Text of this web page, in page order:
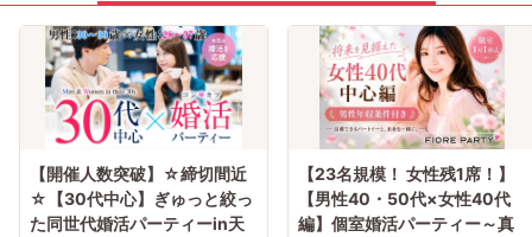
【開催人数突破】☆締切間近
☆【30代中心】ぎゅっと絞っ
た同世代婚活パーティーin天
【23名規模！ 女性残1席！】
【男性40・50代×女性40代
編】個室婚活パーティー～真